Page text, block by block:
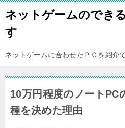
ネットゲームのでき
す
ネットゲームに合わせたＰＣを紹介
10万円程度のノートPC
種を決めた理由